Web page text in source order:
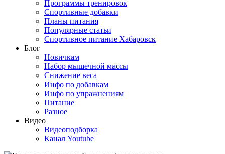
Программы тренировок
Спортивные добавки
Планы питания
Популярные статьи
Спортивное питание Хабаровск
Блог
Новичкам
Набор мышечной массы
Снижение веса
Инфо по добавкам
Инфо по упражнениям
Питание
Разное
Видео
Видеоподборка
Канал Youtube